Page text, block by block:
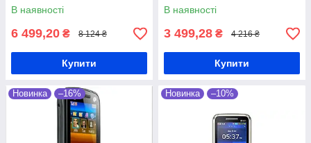
В наявності
6 499,20 ₴ 8 124 ₴
Купити
В наявності
3 499,28 ₴ 4 216 ₴
Купити
Новинка –16% Новинка –10%